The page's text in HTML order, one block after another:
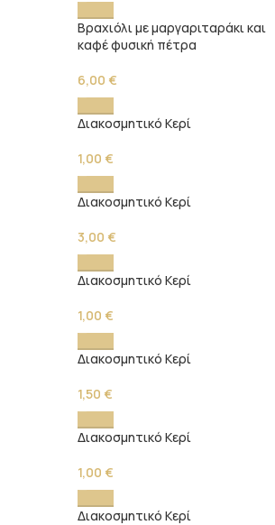
Βραχιόλι με μαργαριταράκι και
καφέ φυσική πέτρα
6,00 €
Διακοσμητικό Κερί
1,00 €
Διακοσμητικό Κερί
3,00 €
Διακοσμητικό Κερί
1,00 €
Διακοσμητικό Κερί
1,50 €
Διακοσμητικό Κερί
1,00 €
Διακοσμητικό Κερί